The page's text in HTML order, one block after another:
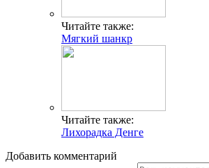
Читайте также:
Мягкий шанкр
Читайте также:
Лихорадка Денге
Добавить комментарий